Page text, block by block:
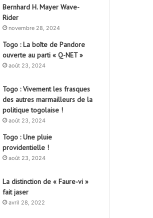
Bernhard H. Mayer Wave-
Rider
novembre 28, 2024
Togo : La boîte de Pandore
ouverte au parti « Q-NET »
août 23, 2024
Togo : Vivement les frasques
des autres marmailleurs de la
politique togolaise !
août 23, 2024
Togo : Une pluie
providentielle !
août 23, 2024
La distinction de « Faure-vi »
fait jaser
avril 28, 2022